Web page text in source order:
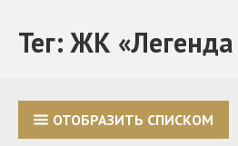
Тег: ЖК
ОТОБРАЗИТЬ СПИСКОМ